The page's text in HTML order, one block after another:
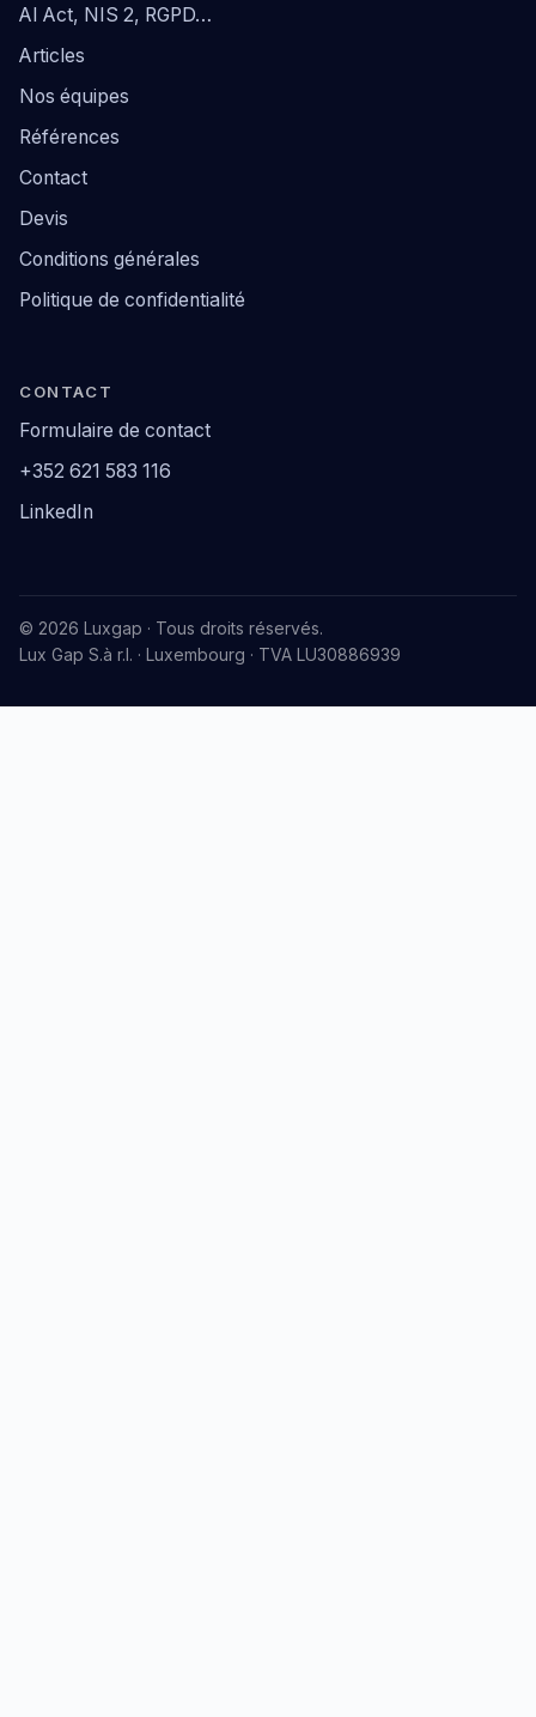
AI Act, NIS 2, RGPD…
Articles
Nos équipes
Références
Contact
Devis
Conditions générales
Politique de confidentialité
CONTACT
Formulaire de contact
+352 621 583 116
LinkedIn
© 2026 Luxgap · Tous droits réservés.
Lux Gap S.à r.l. · Luxembourg · TVA LU30886939